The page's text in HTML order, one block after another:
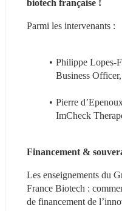
biotech française !
Parmi les intervenants :
Philippe Lopes-
Business
Pierre
ImCheck
Financement &
Les enseignements du
France Biotech :
de financement de